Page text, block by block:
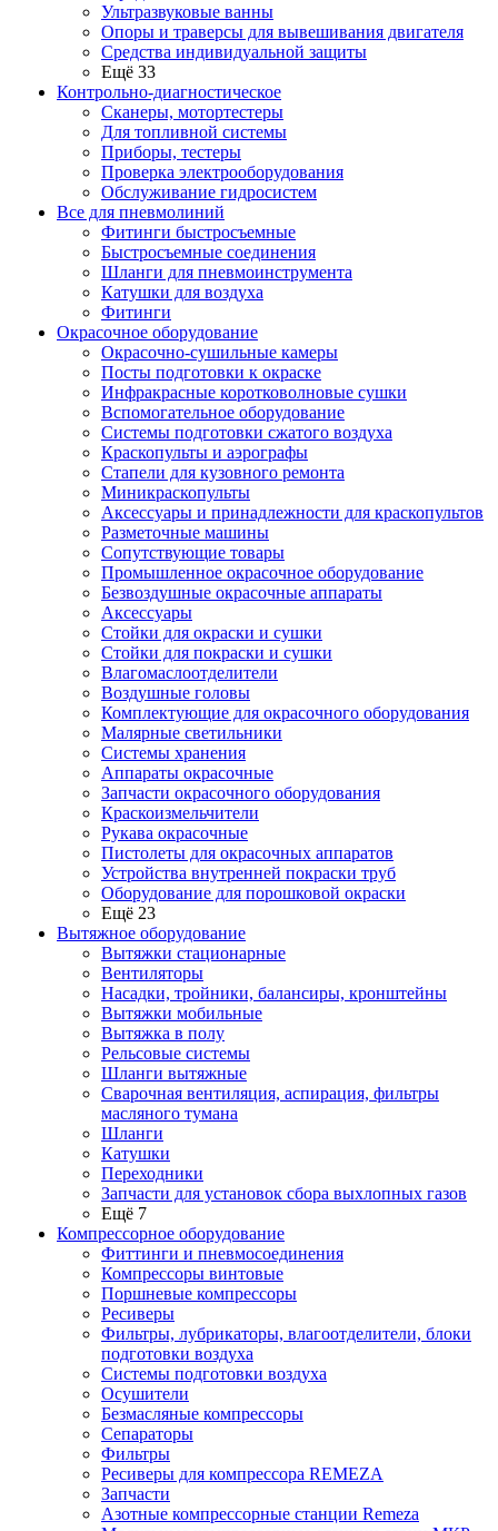
Ультразвуковые ванны
Опоры и траверсы для вывешивания двигателя
Средства индивидуальной защиты
Ещё 33
Контрольно-диагностическое
Сканеры, мотортестеры
Для топливной системы
Приборы, тестеры
Проверка электрооборудования
Обслуживание гидросистем
Все для пневмолиний
Фитинги быстросъемные
Быстросъемные соединения
Шланги для пневмоинструмента
Катушки для воздуха
Фитинги
Окрасочное оборудование
Окрасочно-сушильные камеры
Посты подготовки к окраске
Инфракрасные коротковолновые сушки
Вспомогательное оборудование
Системы подготовки сжатого воздуха
Краскопульты и аэрографы
Стапели для кузовного ремонта
Миникраскопульты
Аксессуары и принадлежности для краскопультов
Разметочные машины
Сопутствующие товары
Промышленное окрасочное оборудование
Безвоздушные окрасочные аппараты
Аксессуары
Стойки для окраски и сушки
Стойки для покраски и сушки
Влагомаслоотделители
Воздушные головы
Комплектующие для окрасочного оборудования
Малярные светильники
Системы хранения
Аппараты окрасочные
Запчасти окрасочного оборудования
Краскоизмельчители
Рукава окрасочные
Пистолеты для окрасочных аппаратов
Устройства внутренней покраски труб
Оборудование для порошковой окраски
Ещё 23
Вытяжное оборудование
Вытяжки стационарные
Вентиляторы
Насадки, тройники, балансиры, кронштейны
Вытяжки мобильные
Вытяжка в полу
Рельсовые системы
Шланги вытяжные
Сварочная вентиляция, аспирация, фильтры
масляного тумана
Шланги
Катушки
Переходники
Запчасти для установок сбора выхлопных газов
Ещё 7
Компрессорное оборудование
Фиттинги и пневмосоединения
Компрессоры винтовые
Поршневые компрессоры
Ресиверы
Фильтры, лубрикаторы, влагоотделители, блоки
подготовки воздуха
Системы подготовки воздуха
Осушители
Безмасляные компрессоры
Сепараторы
Фильтры
Ресиверы для компрессора REMEZA
Запчасти
Азотные компрессорные станции Remeza